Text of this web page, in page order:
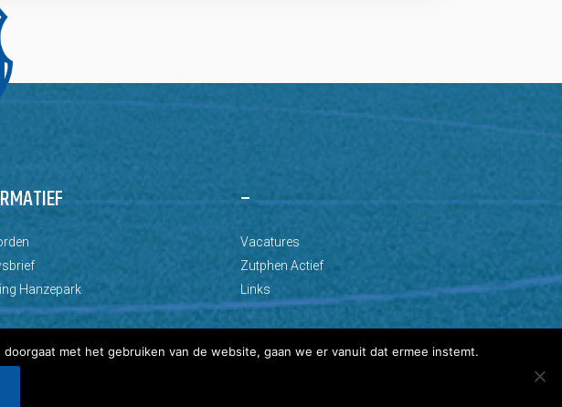
Hanzepark
–
Vacatures
Zutphen Actief
Links
met het gebruiken van de website, gaan we er vanuit dat ermee instemt.